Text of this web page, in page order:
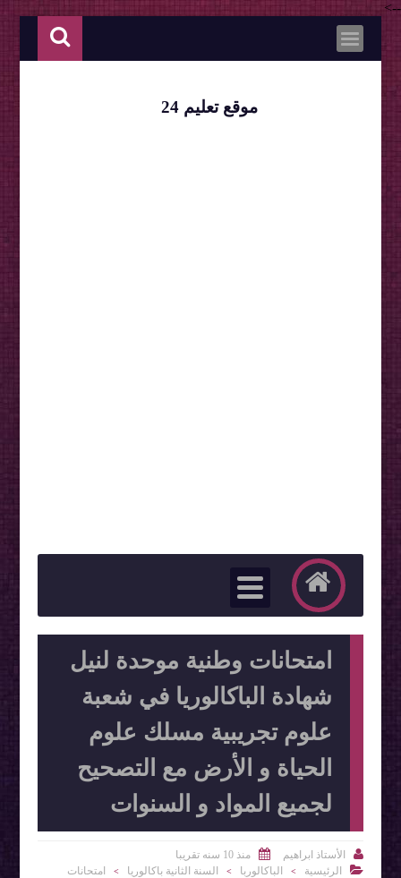
-->
موقع تعليم 24
امتحانات وطنية موحدة لنيل
شهادة الباكالوريا في شعبة
علوم تجريبية مسلك علوم
الحياة و الأرض مع التصحيح
لجميع المواد و السنوات
 الأستاذ ابراهيم 
منذ 10 سنه تقريبا

الرئيسية > الباكالوربا > السنة الثانية باكالوريا >
امتحانات